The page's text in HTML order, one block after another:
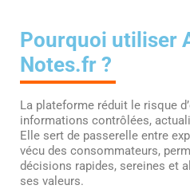
Pourquoi utiliser
Notes.fr ?
La plateforme réduit le risque
informations contrôlées,
Elle sert de passerelle entre
vécu des consommateurs,
décisions rapides, sereines et
ses valeurs.